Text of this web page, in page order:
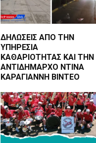
ΔΗΛΩΣΕΙΣ ΑΠΟ ΤΗΝ
ΥΠΗΡΕΣΙΑ
ΚΑΘΑΡΙΟΤΗΤΑΣ ΚΑΙ ΤΗΝ
ΑΝΤΙΔΗΜΑΡΧΟ ΝΤΙΝΑ
ΚΑΡΑΓΙΑΝΝΗ ΒΙΝΤΕΟ